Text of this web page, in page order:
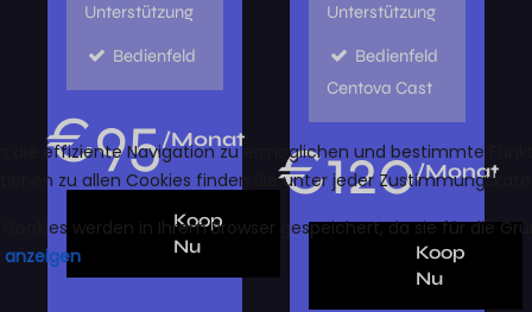
Unterstützung
Bedienfeld
€95/Monat
Koop
Nu
Unterstützung
Bedienfeld
Centova Cast
€120/Monat
Koop
Nu